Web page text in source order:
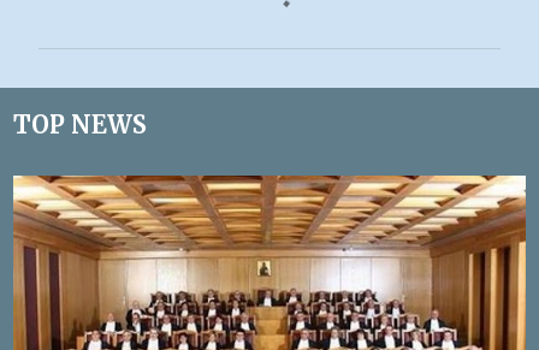
ι
TOP NEWS